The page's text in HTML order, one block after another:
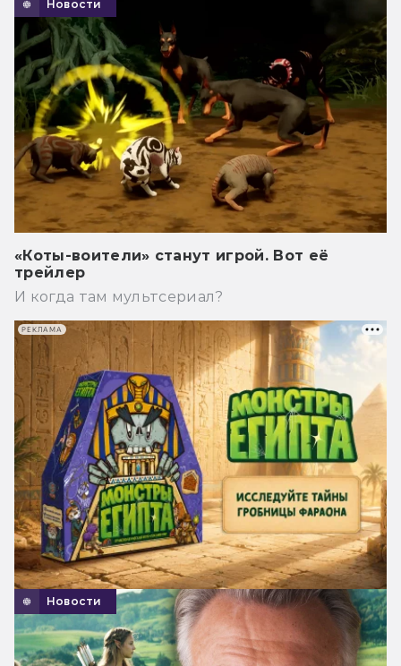
Новости
«Коты-воители» станут игрой. Вот её
трейлер
И когда там мультсериал?
Новости
РЕКЛАМА